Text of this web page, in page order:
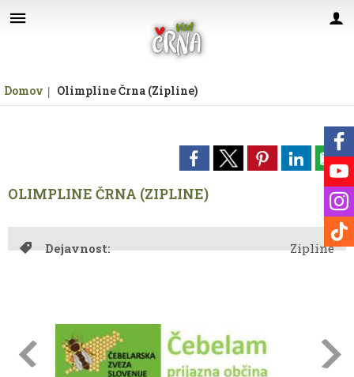
Domov Olimpline Črna (Zipline)
OLIMPLINE ČRNA (ZIPLINE)
Dejavnost: Zipline
Za pričetek iskanja kliknite na puščico >